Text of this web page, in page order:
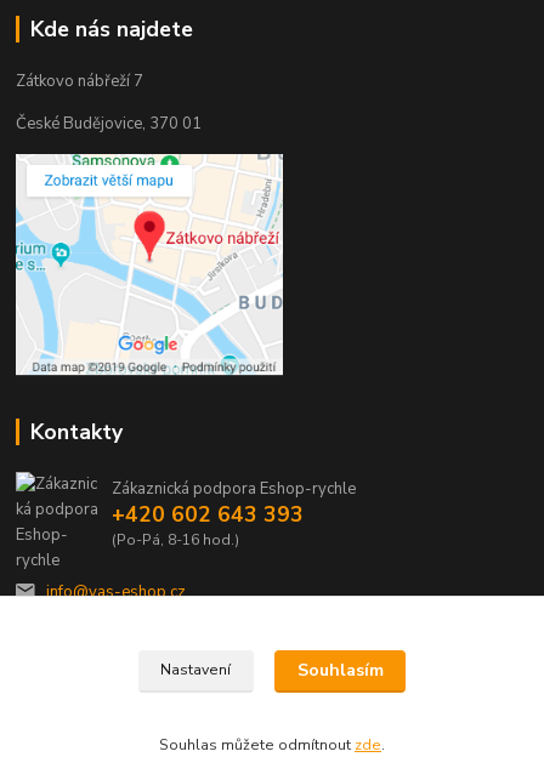
Kde nás najdete
Zátkovo nábřeží 7
České Budějovice, 370 01
Kontakty
Zákaznická podpora Eshop-rychle
+420 602 643 393
(Po-Pá, 8-16 hod.)
info@vas-eshop.cz
Nastavení Souhlasím
Souhlas můžete odmítnout zde.